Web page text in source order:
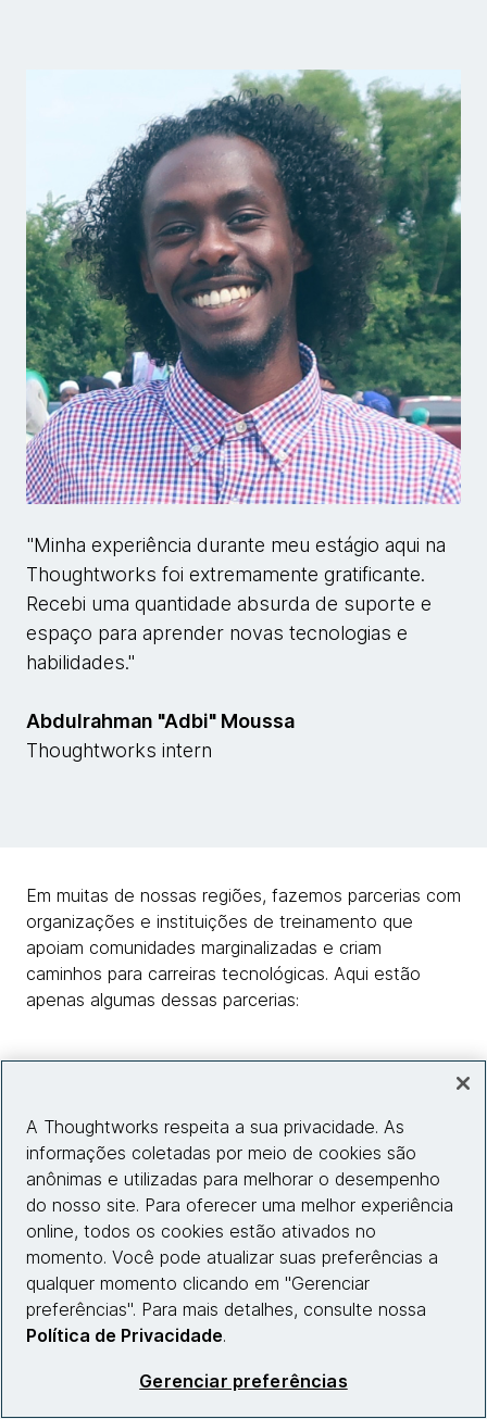
"Minha experiência durante meu estágio aqui na
Thoughtworks foi extremamente gratificante.
Recebi uma quantidade absurda de suporte e
espaço para aprender novas tecnologias e
habilidades."
Abdulrahman "Adbi" Moussa
Thoughtworks intern
Em muitas de nossas regiões, fazemos parcerias com
organizações e instituições de treinamento que
apoiam comunidades marginalizadas e criam
caminhos para carreiras tecnológicas. Aqui estão
apenas algumas dessas parcerias:
Notas de rodapé
A Thoughtworks respeita a sua privacidade. As
informações coletadas por meio de cookies são
anônimas e utilizadas para melhorar o desempenho
do nosso site. Para oferecer uma melhor experiência
online, todos os cookies estão ativados no
momento. Você pode atualizar suas preferências a
qualquer momento clicando em "Gerenciar
preferências". Para mais detalhes, consulte nossa
Política de Privacidade.
Gerenciar preferências